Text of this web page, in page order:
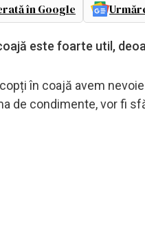
în Google
este foarte util,
în coajă avem
de condimente, vor fi